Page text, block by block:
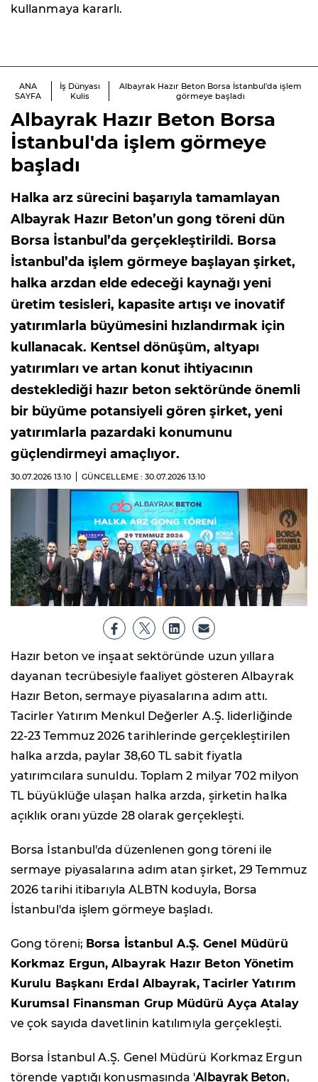
kullanmaya kararlı.
ANA
SAYFA
İş Dünyası
Kulis
Albayrak Hazır Beton Borsa İstanbul'da işlem
görmeye başladı
Albayrak Hazır Beton Borsa
İstanbul'da işlem görmeye
başladı
Halka arz sürecini başarıyla tamamlayan
Albayrak Hazır Beton’un gong töreni dün
Borsa İstanbul’da gerçekleştirildi. Borsa
İstanbul’da işlem görmeye başlayan şirket,
halka arzdan elde edeceği kaynağı yeni
üretim tesisleri, kapasite artışı ve inovatif
yatırımlarla büyümesini hızlandırmak için
kullanacak. Kentsel dönüşüm, altyapı
yatırımları ve artan konut ihtiyacının
desteklediği hazır beton sektöründe önemli
bir büyüme potansiyeli gören şirket, yeni
yatırımlarla pazardaki konumunu
güçlendirmeyi amaçlıyor.
30.07.2026 13:10 GÜNCELLEME : 30.07.2026 13:10
Hazır beton ve inşaat sektöründe uzun yıllara
dayanan tecrübesiyle faaliyet gösteren Albayrak
Hazır Beton, sermaye piyasalarına adım attı.
Tacirler Yatırım Menkul Değerler A.Ş. liderliğinde
22-23 Temmuz 2026 tarihlerinde gerçekleştirilen
halka arzda, paylar 38,60 TL sabit fiyatla
yatırımcılara sunuldu. Toplam 2 milyar 702 milyon
TL büyüklüğe ulaşan halka arzda, şirketin halka
açıklık oranı yüzde 28 olarak gerçekleşti.
Borsa İstanbul'da düzenlenen gong töreni ile
sermaye piyasalarına adım atan şirket, 29 Temmuz
2026 tarihi itibarıyla ALBTN koduyla, Borsa
İstanbul'da işlem görmeye başladı.
Gong töreni; Borsa İstanbul A.Ş. Genel Müdürü
Korkmaz Ergun, Albayrak Hazır Beton Yönetim
Kurulu Başkanı Erdal Albayrak, Tacirler Yatırım
Kurumsal Finansman Grup Müdürü Ayça Atalay
ve çok sayıda davetlinin katılımıyla gerçekleşti.
Borsa İstanbul A.Ş. Genel Müdürü Korkmaz Ergun
törende yaptığı konuşmasında 'Albayrak Beton,